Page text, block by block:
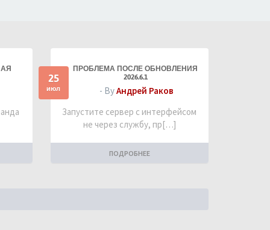
25
июл
ПРОБЛЕМА ПОСЛЕ ОБНОВЛЕНИЯ
2026.6.1
- ByАндрей Раков
Запустите сервер с интерфейсом
не через службу, пр[…]
ПОДРОБНЕЕ